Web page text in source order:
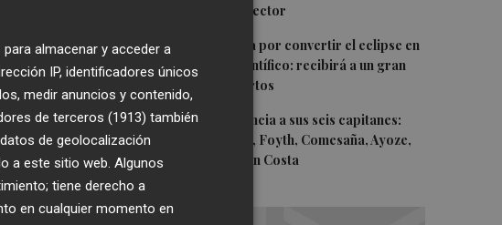
alianzas con el sector
4Castelló apuesta por convertir el eclipse en
un referente científico: recibirá a un gran
equipo de expertos
5El Villarreal anuncia a sus seis capitanes:
Gerard Moreno, Foyth, Comesaña, Ayoze,
Cardona y Logan Costa
almacenar y acceder a
IP, identificadores únicos
medir anuncios y contenido,
de terceros (1913) también
de geolocalización
a este sitio web. Algunos
tiene derecho a
en cualquier momento en